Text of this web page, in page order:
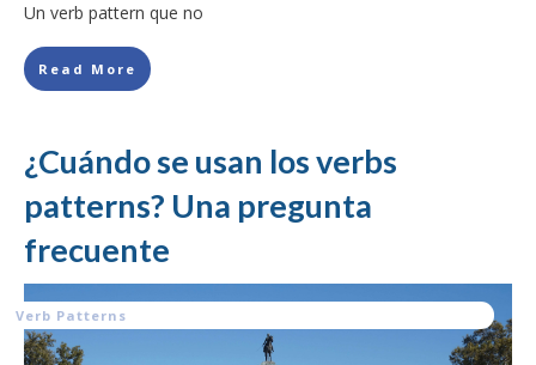
Un verb pattern que no
Read More
¿Cuándo se usan los verbs
patterns? Una pregunta
frecuente
Verb Patterns